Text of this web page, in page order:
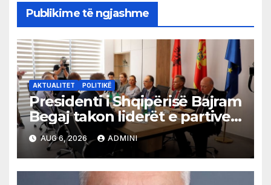
Publikime të ngjashme
AKTUALITET POLITIKË
Presidenti i Shqipërisë Bajram
Begaj takon liderët e partive
shqiptare në Ulqin
AUG 6, 2026 ADMINI